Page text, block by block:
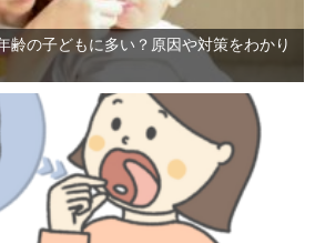
齢の子どもに多い？原因や対策をわかり